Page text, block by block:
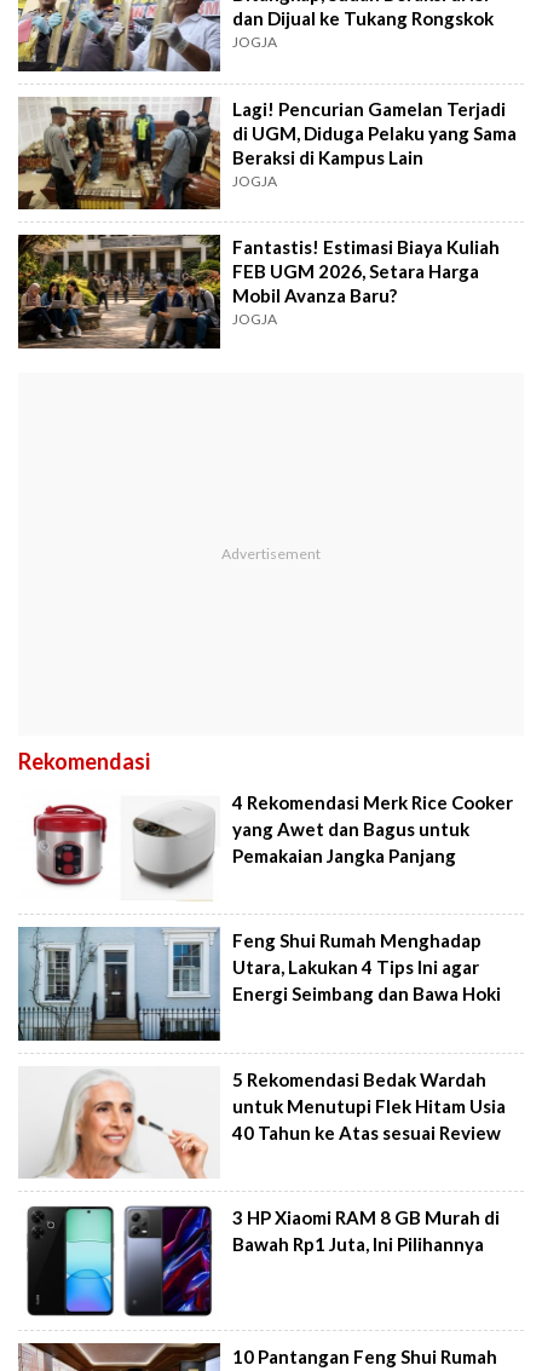
dan Dijual ke Tukang Rongskok
JOGJA
Lagi! Pencurian Gamelan Terjadi
di UGM, Diduga Pelaku yang Sama
Beraksi di Kampus Lain
JOGJA
Fantastis! Estimasi Biaya Kuliah
FEB UGM 2026, Setara Harga
Mobil Avanza Baru?
JOGJA
Rekomendasi
4 Rekomendasi Merk Rice Cooker
yang Awet dan Bagus untuk
Pemakaian Jangka Panjang
Feng Shui Rumah Menghadap
Utara, Lakukan 4 Tips Ini agar
Energi Seimbang dan Bawa Hoki
5 Rekomendasi Bedak Wardah
untuk Menutupi Flek Hitam Usia
40 Tahun ke Atas sesuai Review
3 HP Xiaomi RAM 8 GB Murah di
Bawah Rp1 Juta, Ini Pilihannya
10 Pantangan Feng Shui Rumah